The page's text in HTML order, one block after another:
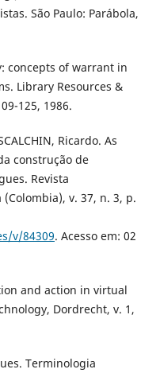
São Paulo: Parábola,
concepts of warrant in
Library Resources &
125, 1986.
Ricardo. As
construção de
Revista
v. 37, n. 3, p.
v/84309. Acesso em: 02
and action in virtual
Dordrecht, v. 1,
Terminologia